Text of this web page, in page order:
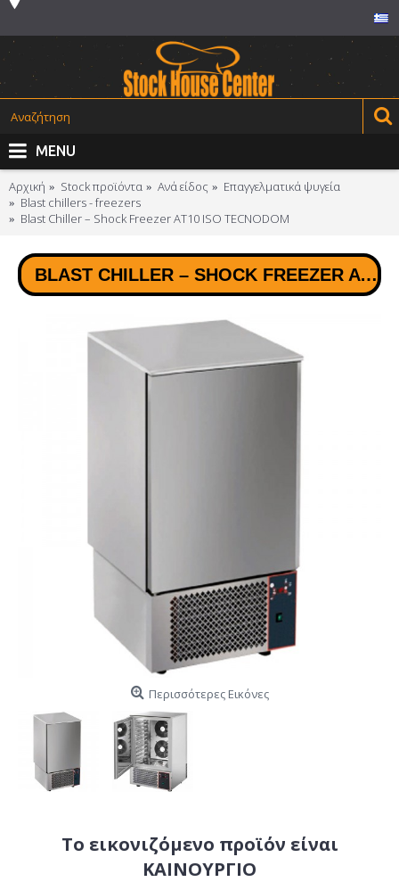
MENU
Αρχική Stock προϊόντα Ανά είδος
Επαγγελματικά ψυγεία
Blast chillers - freezers
Blast Chiller – Shock Freezer AT10 ISO TECNODOM
BLAST CHILLER – SHOCK FREEZER AT10 ISO TECNODOM
Περισσότερες Εικόνες
Το εικονιζόμενο προϊόν είναι
ΚΑΙΝΟΥΡΓΙΟ